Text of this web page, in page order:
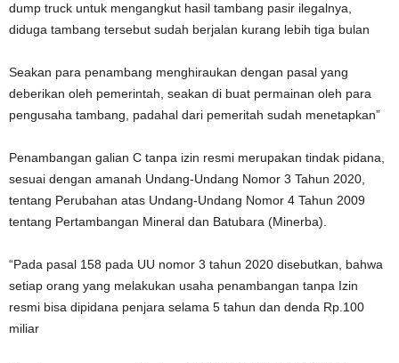
dump truck untuk mengangkut hasil tambang pasir ilegalnya,
diduga tambang tersebut sudah berjalan kurang lebih tiga bulan
Seakan para penambang menghiraukan dengan pasal yang
deberikan oleh pemerintah, seakan di buat permainan oleh para
pengusaha tambang, padahal dari pemeritah sudah menetapkan”
Penambangan galian C tanpa izin resmi merupakan tindak pidana,
sesuai dengan amanah Undang-Undang Nomor 3 Tahun 2020,
tentang Perubahan atas Undang-Undang Nomor 4 Tahun 2009
tentang Pertambangan Mineral dan Batubara (Minerba).
“Pada pasal 158 pada UU nomor 3 tahun 2020 disebutkan, bahwa
setiap orang yang melakukan usaha penambangan tanpa Izin
resmi bisa dipidana penjara selama 5 tahun dan denda Rp.100
miliar